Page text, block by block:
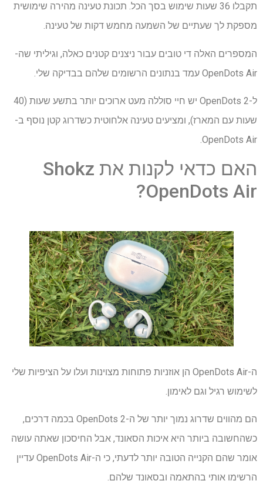
תקבלו 36 שעות שימוש בסך הכל. תכונת טעינה מהירה שימושית
מספקת לך שעתיים של השמעה מחמש דקות של טעינה.
המספרים האלה די טובים עבור ניצנים קטנים כאלה, וגיליתי שה-
OpenDots Air עמד בנתונים הרשומים שלהם בבדיקה שלי.
ל-OpenDots 2 יש חיי סוללה מעט ארוכים יותר בתשע שעות (40
שעות עם המארז), ומציעים טעינה אלחוטית כשדרוג קטן נוסף ב-
OpenDots Air.
האם כדאי לקנות את Shokz
OpenDots Air?
ה-OpenDots Air הן אוזניות פתוחות מצוינות ועלו על הציפיות שלי
לשימוש רגיל וגם לאימון.
הם מהווים שדרוג נמוך יותר של ה-OpenDots 2 בכמה דרכים,
כשהחשובה ביותר היא איכות הסאונד, אבל החיסכון שאתה עושה
אומר שהם הקנייה הטובה יותר לדעתי, כי ה-OpenDots Air עדיין
הרשימו אותי בהתאמה ובסאונד שלהם.